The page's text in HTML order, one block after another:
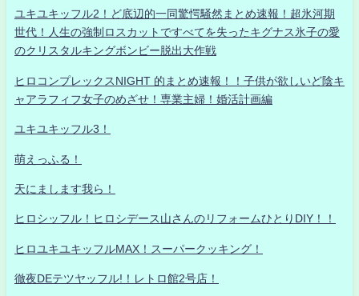
ユキユキッフル2！ど底辺的一同驚愕騒然まとめ速報！超氷河期
世代！人生の強制ロスカットですべてを失ったキグナス氷子の愛
のクリスタルキングボンビー脱出大作戦
ヒロコンプレックスNIGHT 的まとめ速報！！子供が欲しいど陰キ
ャアラフィフ女子のめざせ！専業主婦！婚活計画編
ユキユキッフル3！
萌えっふる！
天にまします我ら！
ヒロシッフル！ヒロシデース山さんのリフォームひとりDIY！！
ヒロユキユキッフルMAX！スーパークッキング！
徹夜DEテツヤッフル!！レトロ館2号店！